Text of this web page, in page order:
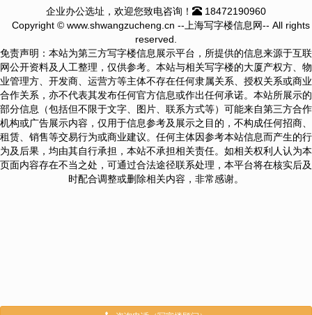
企业办公选址，欢迎您致电咨询！
18472190960
Copyright © www.shwangzucheng.cn --上海写字楼信息网-- All rights
reserved.
免责声明：本站为第三方写字楼信息展示平台，所提供的信息来源于互联
网公开资料及人工整理，仅供参考。本站与相关写字楼的大厦产权方、物
业管理方、开发商、运营方等主体不存在任何隶属关系、授权关系或商业
合作关系，亦不代表其发布任何官方信息或作出任何承诺。本站所展示的
部分信息（包括但不限于文字、图片、联系方式等）可能来自第三方合作
机构或广告展示内容，仅用于信息参考及展示之目的，不构成任何招商、
租赁、销售等交易行为或商业建议。任何主体因参考本站信息而产生的行
为及后果，均由其自行承担，本站不承担相关责任。如相关权利人认为本
页面内容存在不当之处，可通过合法途径联系处理，本平台将在核实后及
时配合调整或删除相关内容，非常感谢。